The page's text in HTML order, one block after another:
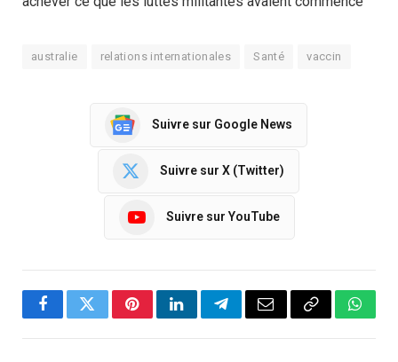
australie relations internationales Santé vaccin
Suivre sur Google News
Suivre sur X (Twitter)
Suivre sur YouTube
FacebookTwitterPinterestLinkedInTelegramEmail Copy